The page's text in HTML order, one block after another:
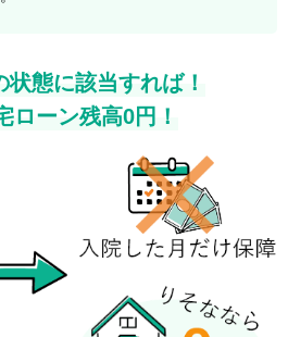
状態に該当すれば！
ローン残高0円！